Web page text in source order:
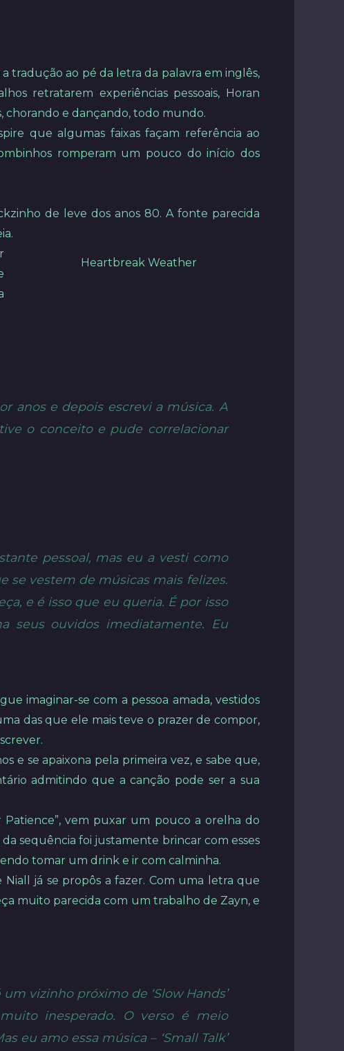
tradução ao pé da letra da palavra em inglês,
retratarem experiências pessoais, Horan
chorando e dançando, todo mundo.
que algumas faixas façam referência ao
romperam um pouco do início dos
de leve dos anos 80. A fonte parecida
Heartbreak Weather
anos e depois escrevi a música. A
o conceito e pude correlacionar
pessoal, mas eu a vesti como
se vestem de músicas mais felizes.
e é isso que eu queria. É por isso
seus ouvidos imediatamente. Eu
imaginar-se com a pessoa amada, vestidos
das que ele mais teve o prazer de compor,
e se apaixona pela primeira vez, e sabe que,
admitindo que a canção pode ser a sua
Patience”, vem puxar um pouco a orelha do
sequência foi justamente brincar com esses
tomar um drink e ir com calminha.
Niall já se propôs a fazer. Com uma letra que
muito parecida com um trabalho de Zayn, e
vizinho próximo de ‘Slow Hands’
inesperado. O verso é meio
eu amo essa música – ‘Small Talk’